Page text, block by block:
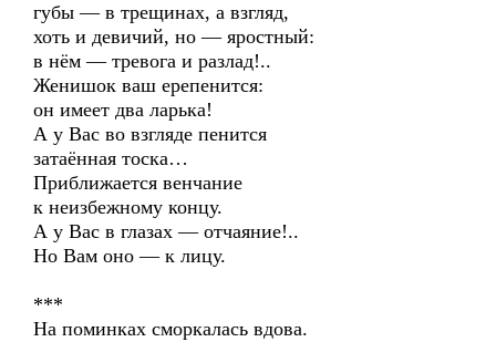
губы — в трещинах, а взгляд,
хоть и девичий, но — яростный:
в нём — тревога и разлад!..
Женишок ваш ерепенится:
он имеет два ларька!
А у Вас во взгляде пенится
затаённая тоска…
Приближается венчание
к неизбежному концу.
А у Вас в глазах — отчаяние!..
Но Вам оно — к лицу.
***
На поминках сморкалась вдова.